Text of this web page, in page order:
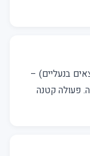
בנעליים) –
פעולה קטנה